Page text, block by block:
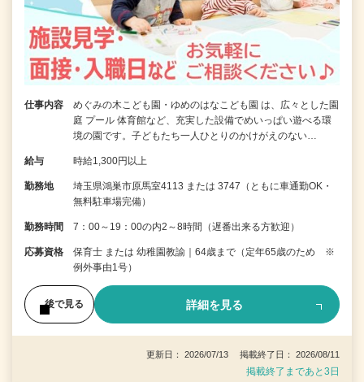
仕事内容
めぐみの木こども園・ゆめのはなこども園 は、広々とした園
庭 プール 体育館など、充実した設備でめいっぱい遊べる環
境の園です。子どもたち一人ひとりのかけがえのない…
給与 時給1,300円以上
勤務地
埼玉県鴻巣市原馬室4113 または 3747（ともに車通勤OK・
無料駐車場完備）
勤務時間 7：00～19：00の内2～8時間（遅番出来る方歓迎）
応募資格
保育士 または 幼稚園教諭｜64歳まで（定年65歳のため ※
例外事由1号）
後で見る 詳細を見る
更新日： 2026/07/13 掲載終了日： 2026/08/11
掲載終了まであと3日